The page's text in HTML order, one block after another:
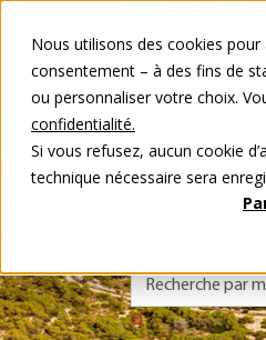
Nous utilisons des cookies
consentement – à des fins de
ou personnaliser votre choix.
confidentialité.
Si vous refusez, aucun cookie
technique nécessaire sera
Nos voyages
Autour du voyage
A notre sujet
Concours
FR